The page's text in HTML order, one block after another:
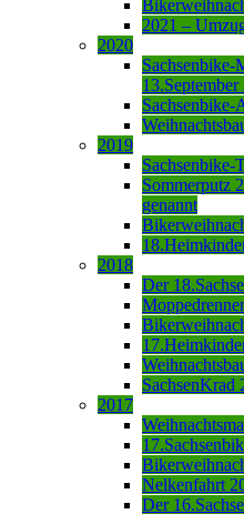
2021 –
2020
Sachsenbike-
Sachsenbike-
2019
Sachsenbike-
Sommerputz
genannt
2018
Der
SachsenKrad
2017
Nelkenfahrt
Der